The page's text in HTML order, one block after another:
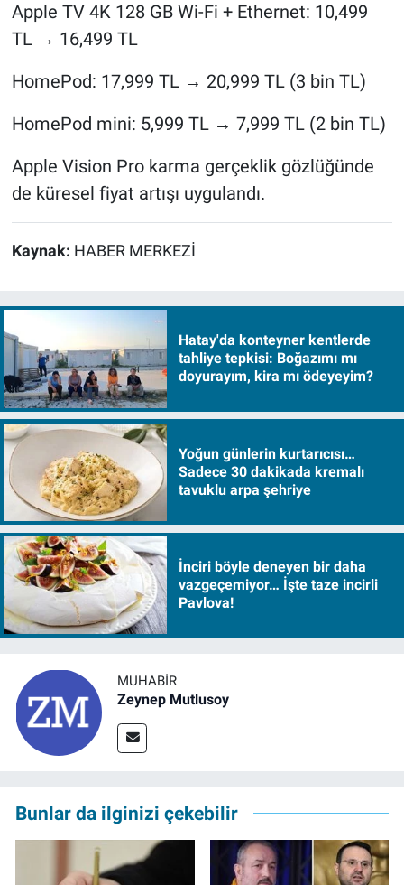
Apple TV 4K 128 GB Wi-Fi + Ethernet: 10,499
TL → 16,499 TL
HomePod: 17,999 TL → 20,999 TL (3 bin TL)
HomePod mini: 5,999 TL → 7,999 TL (2 bin TL)
Apple Vision Pro karma gerçeklik gözlüğünde
de küresel fiyat artışı uygulandı.
Kaynak: HABER MERKEZİ
Hatay'da konteyner kentlerde
tahliye tepkisi: Boğazımı mı
doyurayım, kira mı ödeyeyim?
Yoğun günlerin kurtarıcısı…
Sadece 30 dakikada kremalı
tavuklu arpa şehriye
İnciri böyle deneyen bir daha
vazgeçemiyor… İşte taze incirli
Pavlova!
MUHABIR
Zeynep Mutlusoy
Bunlar da ilginizi çekebilir